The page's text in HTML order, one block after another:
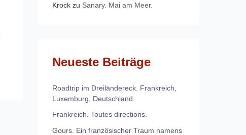
Krock zu Sanary. Mai am Meer.
Neueste Beiträge
Roadtrip im Dreiländereck. Frankreich,
Luxemburg, Deutschland.
Frankreich. Toutes directions.
Gours. Ein französischer Traum namens